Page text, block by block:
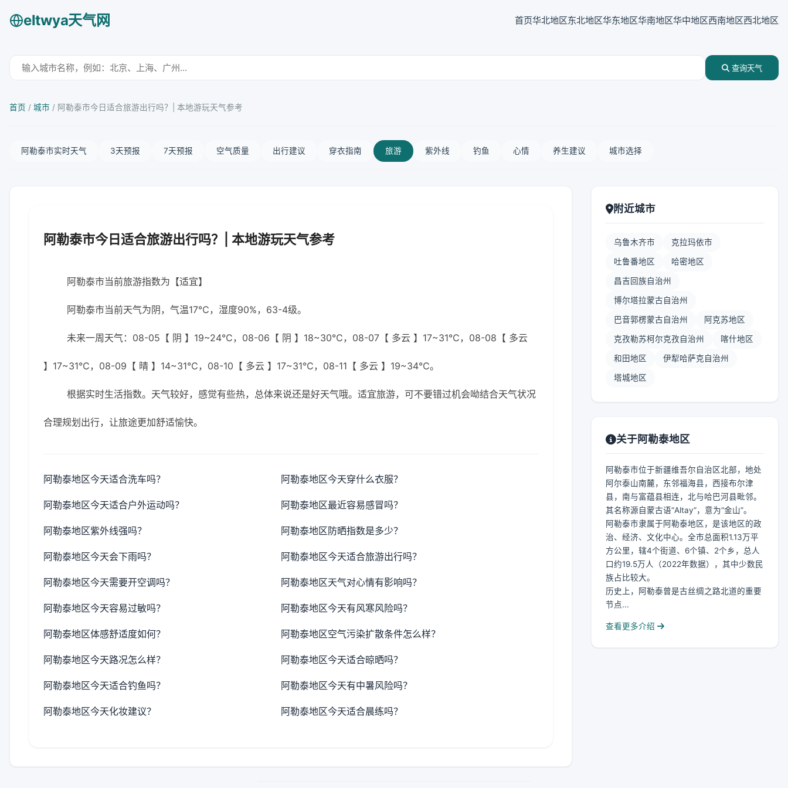
eltwya天气网 首页华北地区东北地区华东地区华南地区华中地区西南地区西北地区
查询天气
首页 / 城市 / 阿勒泰市今日适合旅游出行吗？| 本地游玩天气参考
阿勒泰市实时天气 3天预报 7天预报 空气质量 出行建议 穿衣指南 旅游 紫外线 钓鱼 心情 养生建议 城市选择
阿勒泰市今日适合旅游出行吗？| 本地游玩天气参考
阿勒泰市当前旅游指数为【适宜】
阿勒泰市当前天气为阴，气温17℃，湿度90%，63-4级。
未来一周天气：08-05【 阴 】19~24℃，08-06【 阴 】18~30℃，08-07【 多云 】17~31℃，08-08【 多云
】17~31℃，08-09【 晴 】14~31℃，08-10【 多云 】17~31℃，08-11【 多云 】19~34℃。
根据实时生活指数。天气较好，感觉有些热，总体来说还是好天气哦。适宜旅游，可不要错过机会呦结合天气状况
合理规划出行，让旅途更加舒适愉快。
阿勒泰地区今天适合洗车吗？ 阿勒泰地区今天穿什么衣服？
阿勒泰地区今天适合户外运动吗？ 阿勒泰地区最近容易感冒吗？
阿勒泰地区紫外线强吗？ 阿勒泰地区防晒指数是多少？
阿勒泰地区今天会下雨吗？ 阿勒泰地区今天适合旅游出行吗？
阿勒泰地区今天需要开空调吗？ 阿勒泰地区天气对心情有影响吗？
阿勒泰地区今天容易过敏吗？ 阿勒泰地区今天有风寒风险吗？
阿勒泰地区体感舒适度如何？ 阿勒泰地区空气污染扩散条件怎么样？
阿勒泰地区今天路况怎么样？ 阿勒泰地区今天适合晾晒吗？
阿勒泰地区今天适合钓鱼吗？ 阿勒泰地区今天有中暑风险吗？
阿勒泰地区今天化妆建议？ 阿勒泰地区今天适合晨练吗？
附近城市
乌鲁木齐市 克拉玛依市
吐鲁番地区 哈密地区
昌吉回族自治州
博尔塔拉蒙古自治州
巴音郭楞蒙古自治州 阿克苏地区
克孜勒苏柯尔克孜自治州 喀什地区
和田地区 伊犁哈萨克自治州
塔城地区
关于阿勒泰地区
阿勒泰市位于新疆维吾尔自治区北部，地处
阿尔泰山南麓，东邻福海县，西接布尔津
县，南与富蕴县相连，北与哈巴河县毗邻。
其名称源自蒙古语“Altay”，意为“金山”。
阿勒泰市隶属于阿勒泰地区，是该地区的政
治、经济、文化中心。全市总面积1.13万平
方公里，辖4个街道、6个镇、2个乡，总人
口约19.5万人（2022年数据），其中少数民
族占比较大。
历史上，阿勒泰曾是古丝绸之路北道的重要
节点...
查看更多介绍